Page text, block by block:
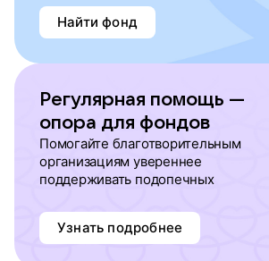
Найти фонд
Регулярная помощь —
опора для фондов
Помогайте благотворительным
организациям увереннее
поддерживать подопечных
Узнать подробнее